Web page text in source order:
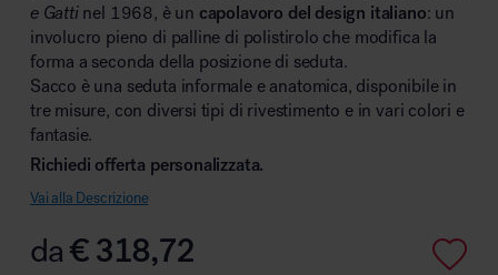
Area outdoor
Area hospitality
e Gattinel 1968, è un capolavoro del design italiano: un
involucro pieno di palline di polistirolo che modifica la
forma a seconda della posizione di seduta.
Sacco è una seduta informale e anatomica, disponibile in
tre misure, con diversi tipi di rivestimento e in vari colori e
fantasie.
Richiedi offerta personalizzata.
Vai alla Descrizione
da€318,72